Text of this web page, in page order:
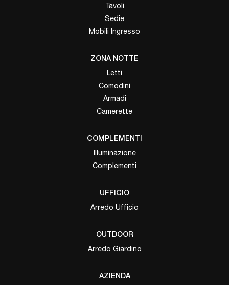
Tavoli
Sedie
Mobili Ingresso
ZONA NOTTE
Letti
Comodini
Armadi
Camerette
COMPLEMENTI
Illuminazione
Complementi
UFFICIO
Arredo Ufficio
OUTDOOR
Arredo Giardino
AZIENDA